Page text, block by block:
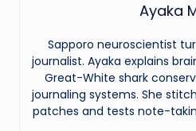
Ayaka
Sapporo neuroscientist
journalist. Ayaka explains
Great-White shark
journaling systems. She
patches and tests note-